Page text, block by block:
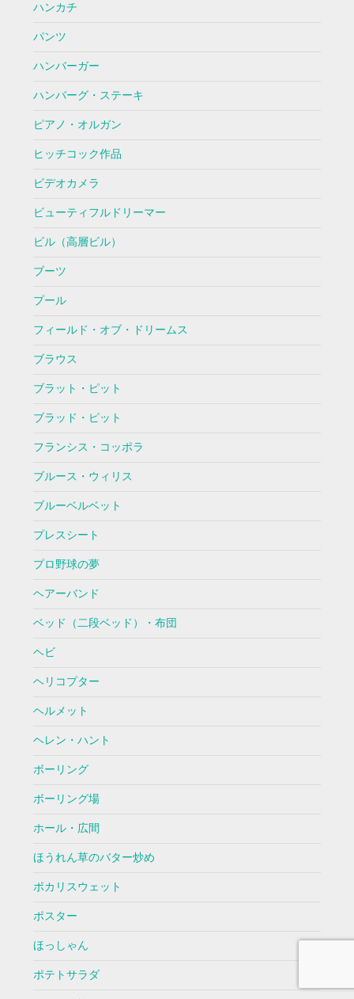
ハンカチ
パンツ
ハンバーガー
ハンバーグ・ステーキ
ピアノ・オルガン
ヒッチコック作品
ビデオカメラ
ビューティフルドリーマー
ビル（高層ビル）
ブーツ
プール
フィールド・オブ・ドリームス
ブラウス
ブラット・ピット
ブラッド・ピット
フランシス・コッポラ
ブルース・ウィリス
ブルーベルベット
プレスシート
プロ野球の夢
ヘアーバンド
ベッド（二段ベッド）・布団
ヘビ
ヘリコプター
ヘルメット
ヘレン・ハント
ボーリング
ボーリング場
ホール・広間
ほうれん草のバター炒め
ポカリスウェット
ポスター
ほっしゃん
ポテトサラダ